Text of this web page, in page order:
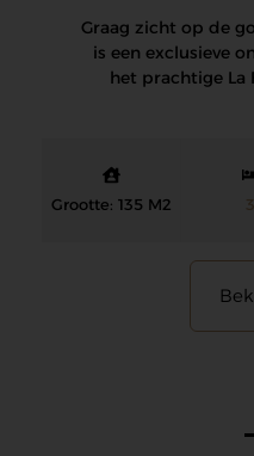
Graag zicht op de
is een exclusieve
het prachtige La
Grootte: 135 M2 3